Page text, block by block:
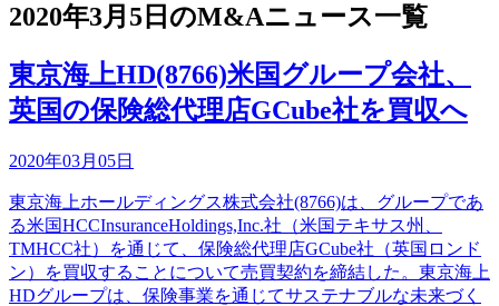
2020年3月5日のM&Aニュース一覧
東京海上HD(8766)米国グループ会社、
英国の保険総代理店GCube社を買収へ
2020年03月05日
東京海上ホールディングス株式会社(8766)は、グループであ
る米国HCCInsuranceHoldings,Inc.社（米国テキサス州、
TMHCC社）を通じて、保険総代理店GCube社（英国ロンド
ン）を買収することについて売買契約を締結した。東京海上
HDグループは、保険事業を通じてサステナブルな未来づく